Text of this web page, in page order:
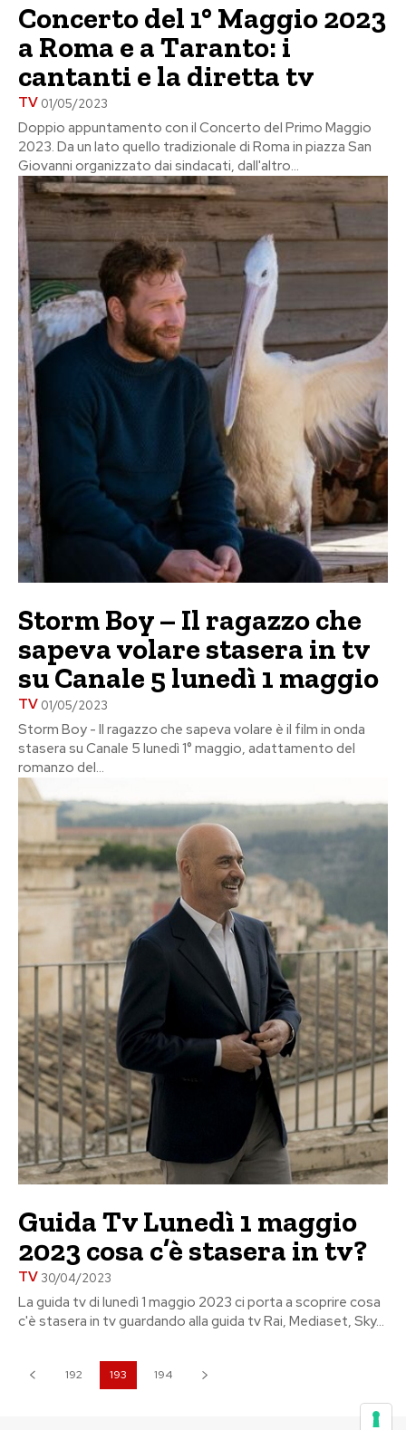
Concerto del 1° Maggio 2023
a Roma e a Taranto: i
cantanti e la diretta tv
TV 01/05/2023
Doppio appuntamento con il Concerto del Primo Maggio
2023. Da un lato quello tradizionale di Roma in piazza San
Giovanni organizzato dai sindacati, dall'altro...
Storm Boy – Il ragazzo che
sapeva volare stasera in tv
su Canale 5 lunedì 1 maggio
TV 01/05/2023
Storm Boy - Il ragazzo che sapeva volare è il film in onda
stasera su Canale 5 lunedì 1° maggio, adattamento del
romanzo del...
Guida Tv Lunedì 1 maggio
2023 cosa c’è stasera in tv?
TV 30/04/2023
La guida tv di lunedì 1 maggio 2023 ci porta a scoprire cosa
c'è stasera in tv guardando alla guida tv Rai, Mediaset, Sky...
192 193 194